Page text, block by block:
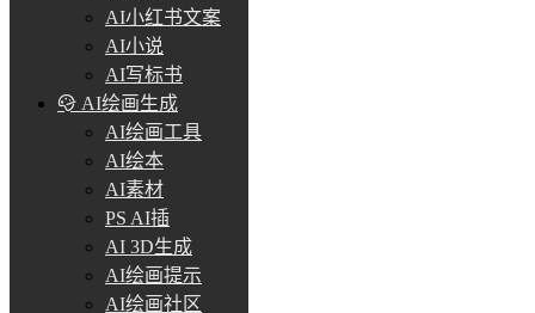
AI小红书文案
AI小说
AI写标书
AI绘画生成
AI绘画工具
AI绘本
AI素材
PS AI插
AI 3D生成
AI绘画提示
AI绘画社区